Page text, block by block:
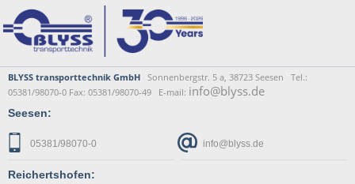
BLYSS transporttechnik GmbH Sonnenbergstr. 5 a, 38723 Seesen Tel.:
05381/98070-0 Fax: 05381/98070-49 E-mail: info@blyss.de
Seesen:
05381/98070-0 info@blyss.de
Reichertshofen: